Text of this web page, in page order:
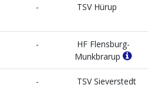
- TSV Hürup
-
HF Flensburg-
Munkbrarup
- TSV Sieverstedt